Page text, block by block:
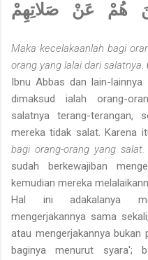
هُمْ عَنْ صَلاتِهِمْ
Maka kecelakaanlah bagi
orang yang lalai dari salatnya.
Ibnu Abbas dan lain-
dimaksud ialah orang-
salatnya terang-terangan,
mereka tidak salat. Karena
bagi orang-orang yang salat.
sudah berkewajiban
kemudian mereka
Hal ini adakalanya
mengerjakannya sama
atau mengerjakannya bukan
baginya menurut syara';